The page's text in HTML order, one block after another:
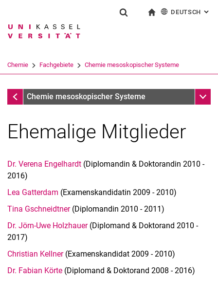
Springe direkt zu: Inhalt
Springe direkt zu: Suche
Springe direkt zu:
Suchbegriff
Suchen (öffnet externen Link in einem
DEUTSCH :
Chemie Fachgebiete Chemie mesoskopischer Systeme
Chemie mesoskopischer Systeme
Chemie mesoskopischer Systeme
Ehemalige Mitglieder
Dr. Verena Engelhardt (Diplomandin & Doktorandin 2010 -
2016)
Lea Gatterdam (Examenskandidatin 2009 - 2010)
Tina Gschneidtner(Diplomandin 2010 - 2011)
Dr. Jörn-Uwe Holzhauer(Diplomand & Doktorand 2010 -
2017)
Christian Kellner(Examenskandidat 2009 - 2010)
Dr. Fabian Körte (Diplomand & Doktorand 2008 - 2016)